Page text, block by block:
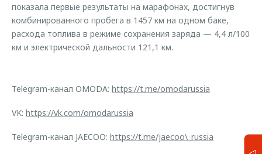
показала первые результаты на марафонах, достигнув
комбинированного пробега в 1457 км на одном баке,
расхода топлива в режиме сохранения заряда — 4,4 л/100
км и электрической дальности 121,1 км.
Telegram-канал OMODA: https://t.me/omodarussia
VK: https://vk.com/omodarussia
Telegram-канал JAECOO: https://t.me/jaecoo\_russia